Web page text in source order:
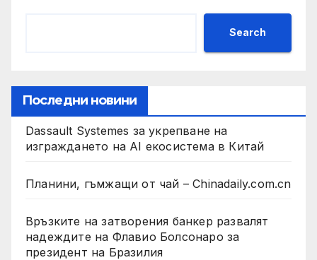
Search
Последни новини
Dassault Systemes за укрепване на
изграждането на AI екосистема в Китай
Планини, гъмжащи от чай – Chinadaily.com.cn
Връзките на затворения банкер развалят
надеждите на Флавио Болсонаро за
президент на Бразилия